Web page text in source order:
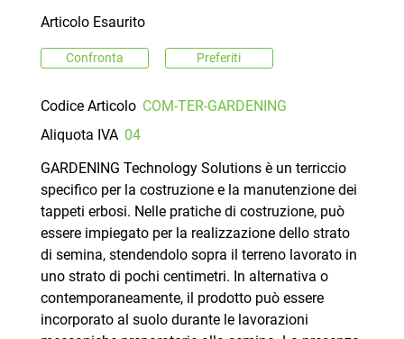
Articolo Esaurito
Confronta Preferiti
Codice Articolo COM-TER-GARDENING
Aliquota IVA 04
GARDENING Technology Solutions è un terriccio
specifico per la costruzione e la manutenzione dei
tappeti erbosi. Nelle pratiche di costruzione, può
essere impiegato per la realizzazione dello strato
di semina, stendendolo sopra il terreno lavorato in
uno strato di pochi centimetri. In alternativa o
contemporaneamente, il prodotto può essere
incorporato al suolo durante le lavorazioni